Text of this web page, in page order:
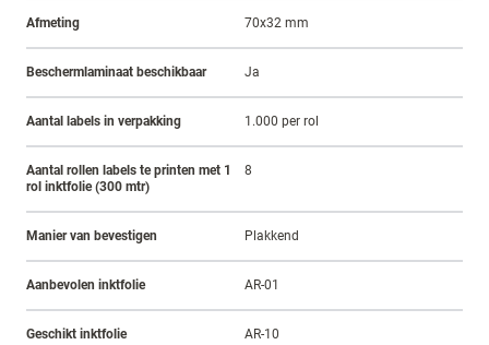
Afmeting 70x32 mm
Beschermlaminaat beschikbaar Ja
Aantal labels in verpakking 1.000 per rol
Aantal rollen labels te printen met 1
rol inktfolie (300 mtr)
8
Manier van bevestigen Plakkend
Aanbevolen inktfolie AR-01
Geschikt inktfolie AR-10